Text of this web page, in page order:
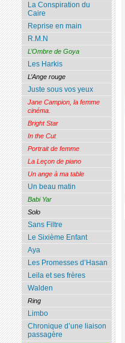
La Conspiration du
Caire
Reprise en main
R.M.N
L’Ombre de Goya
Les Harkis
L’Ange rouge
Juste sous vos yeux
Jane Campion, la femme
cinéma.
Bright Star
In the Cut
Portrait de femme
La Leçon de piano
Un ange à ma table
Un beau matin
Babi Yar
Solo
Sans Filtre
Le Sixième Enfant
Aya
Les Promesses d’Hasan
Leila et ses frères
Walden
Ring
Limbo
Chronique d’une liaison
passagère